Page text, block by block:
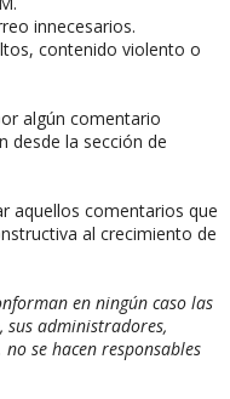
innecesarios.
contenido violento o
algún comentario
desde la sección de
aquellos comentarios que
al crecimiento de
en ningún caso las
administradores,
se hacen responsables